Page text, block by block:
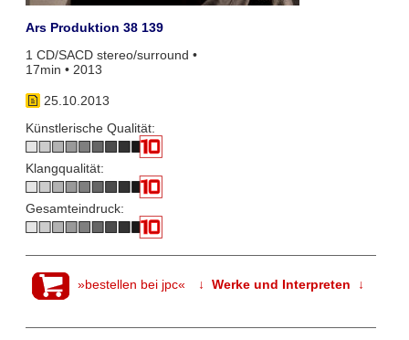
Ars Produktion 38 139
1 CD/SACD stereo/surround •
17min • 2013
25.10.2013
Künstlerische Qualität:
Klangqualität:
Gesamteindruck:
»bestellen bei jpc« ↓ Werke und Interpreten ↓